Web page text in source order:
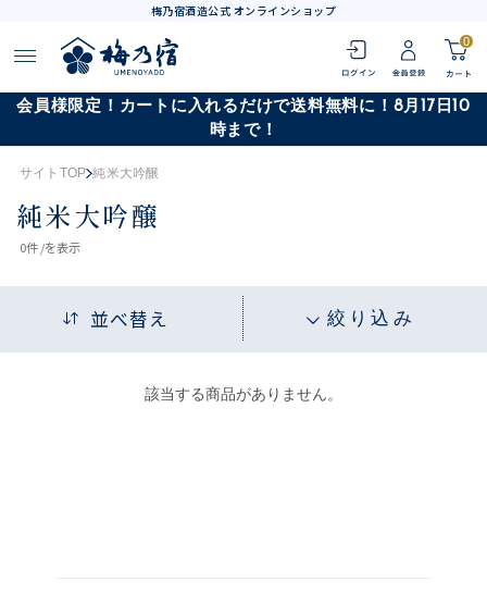
梅乃宿酒造公式 オンラインショップ
0
会員様限定！カートに入れるだけで送料無料に！8月17日10
時まで！
サイトTOP 純米大吟醸
純米大吟醸
0件 /を表示
並べ替え 絞り込み
該当する商品がありません。